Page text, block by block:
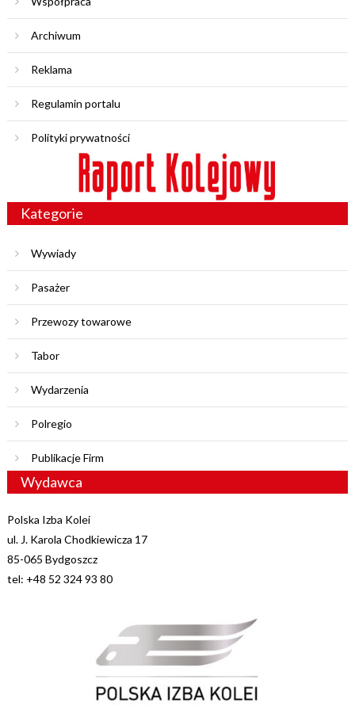
Archiwum
Reklama
Regulamin portalu
Polityki prywatności
Kategorie
Wywiady
Pasażer
Przewozy towarowe
Tabor
Wydarzenia
Polregio
Publikacje Firm
Wydawca
Polska Izba Kolei
ul. J. Karola Chodkiewicza 17
85-065 Bydgoszcz
tel: +48 52 324 93 80